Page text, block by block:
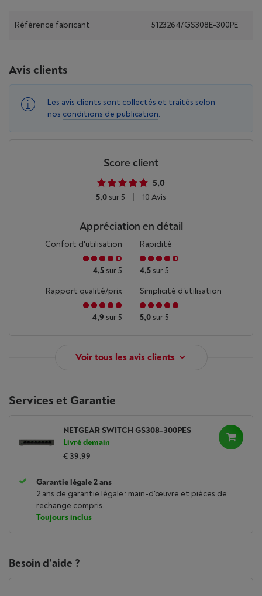
Référence fabricant 5123264/GS308E-300PE
Avis clients
Les avis clients sont collectés et traités selon
nos conditions de publication.
Score client
5,0
5,0 sur 5 10 Avis
Appréciation en détail
Confort d'utilisation
4,5 sur 5
Rapidité
4,5 sur 5
Rapport qualité/prix
4,9 sur 5
Simplicité d'utilisation
5,0 sur 5
Voir tous les avis clients
Services et Garantie
NETGEAR SWITCH GS308-300PES
Livré demain
€ 39,99
Garantie légale 2 ans
2 ans de garantie légale : main-d'œuvre et pièces de
rechange compris.
Toujours inclus
Besoin d'aide ?